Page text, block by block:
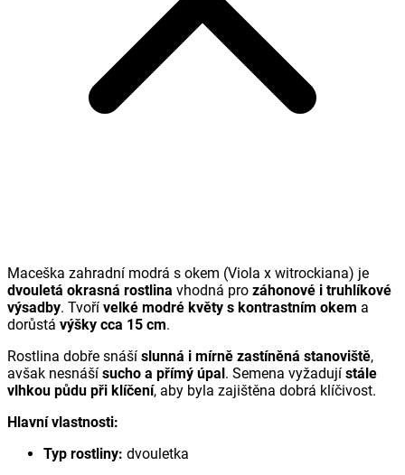
Maceška zahradní modrá s okem (Viola x witrockiana) je
dvouletá okrasná rostlina vhodná pro záhonové i truhlíkové
výsadby. Tvoří velké modré květy s kontrastním okem a
dorůstá výšky cca 15 cm.
Rostlina dobře snáší slunná i mírně zastíněná stanoviště,
avšak nesnáší sucho a přímý úpal. Semena vyžadují stále
vlhkou půdu při klíčení, aby byla zajištěna dobrá klíčivost.
Hlavní vlastnosti:
Typ rostliny: dvouletka